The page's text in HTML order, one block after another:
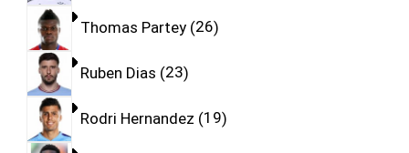
Thomas Partey 26
Ruben Dias 23
Rodri Hernandez 19